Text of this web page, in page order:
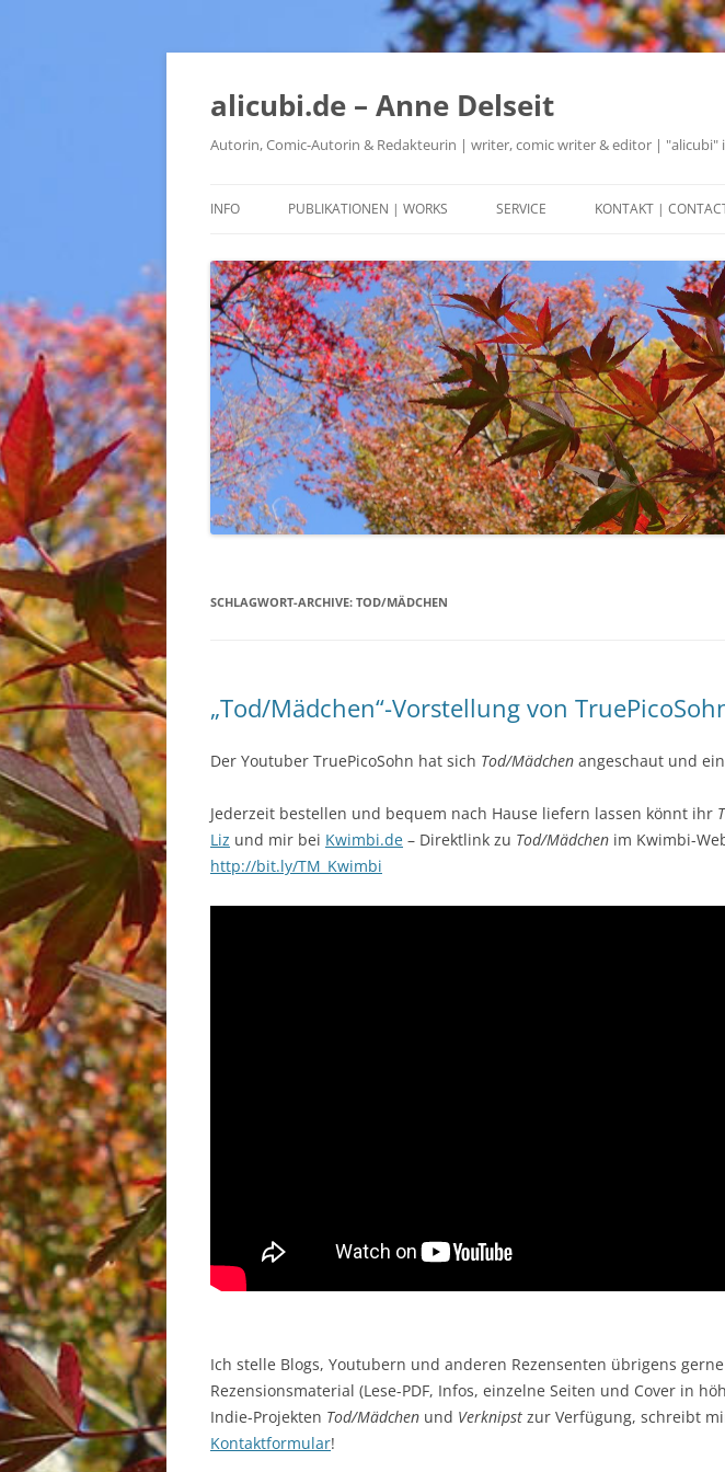
alicubi.de – Anne Delseit
Autorin, Comic-Autorin & Redakteurin | writer, comic writer & editor |
INFO PUBLIKATIONEN | WORKS
KURZGESCHICHTEN
FÜR KINDER & JUNGGEBLIEBENE
ÜBERSETZUNGEN AUS DEM
ENGLISCHEN
SERVICE
WORKSHOPS
MODERATION
KONTAKT |
SCHLAGWORT-ARCHIVE: TOD/MÄDCHEN
„Tod/Mädchen“-Vorstellung von
Der Youtuber TruePicoSohn hat sich Tod/Mädchen angeschaut und
Jederzeit bestellen und bequem nach Hause liefern lassen könnt ihr
Liz und mir bei Kwimbi.de – Direktlink zu Tod/Mädchen im Kwimbi-
http://bit.ly/TM_Kwimbi
Ich stelle Blogs, Youtubern und anderen Rezensenten übrigens
Rezensionsmaterial (Lese-PDF, Infos, einzelne Seiten und Cover in
Indie-Projekten Tod/Mädchen und Verknipst zur Verfügung, schreibt
Kontaktformular!